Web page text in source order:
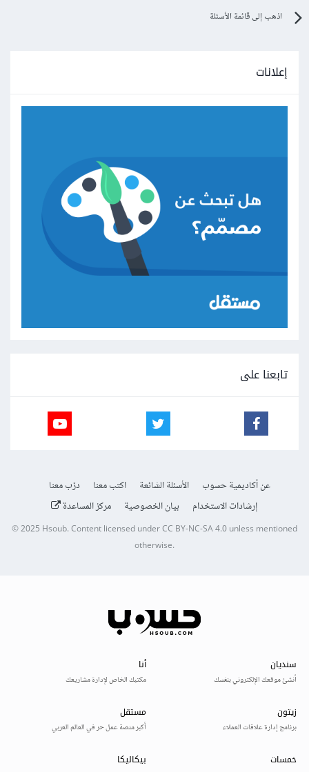
اذهب إلى قائمة الأسئلة
إعلانات
تابعنا على
عن أكاديمية حسوب الأسئلة الشائعة اكتب معنا
درّب معنا
إرشادات الاستخدام
بيان الخصوصية مركز المساعدة
© 2025Hsoub.Content licensed underCC BY-NC-SA 4.0unless mentioned
otherwise.